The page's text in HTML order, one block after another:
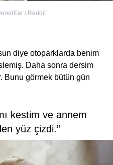
/ Reddit
diye otoparklarda benim
Daha sonra dersim
Bunu görmek bütün gün
kestim ve annem
yüz çizdi.”